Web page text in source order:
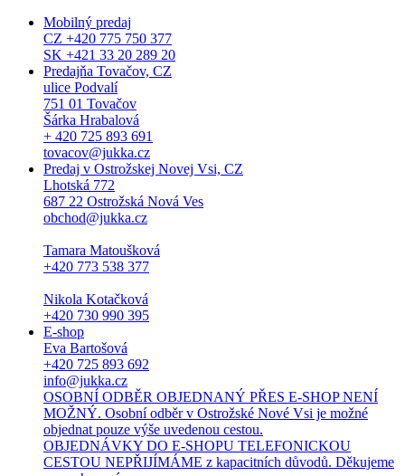
Mobilný predaj
CZ +420 775 750 377
SK +421 33 20 289 20
Predajňa Tovačov, CZ
ulice Podvalí
751 01 Tovačov
Šárka Hrabalová
+ 420 725 893 691
tovacov@jukka.cz
Predaj v Ostrožskej Novej Vsi, CZ
Lhotská 772
687 22 Ostrožská Nová Ves
obchod@jukka.cz
Tamara Matoušková
+420 773 538 377
Nikola Kotačková
+420 730 990 395
E-shop
Eva Bartošová
+420 725 893 692
info@jukka.cz
OSOBNÍ ODBĚR OBJEDNANÝ PŘES E-SHOP NENÍ
MOŽNÝ. Osobní odběr v Ostrožské Nové Vsi je možné
objednat pouze výše uvedenou cestou.
OBJEDNÁVKY DO E-SHOPU TELEFONICKOU
CESTOU NEPŘIJÍMÁME z kapacitních důvodů. Děkujeme